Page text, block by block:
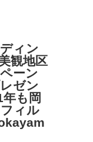
ィン
観地区
ーン
ゼン
も岡
ィル